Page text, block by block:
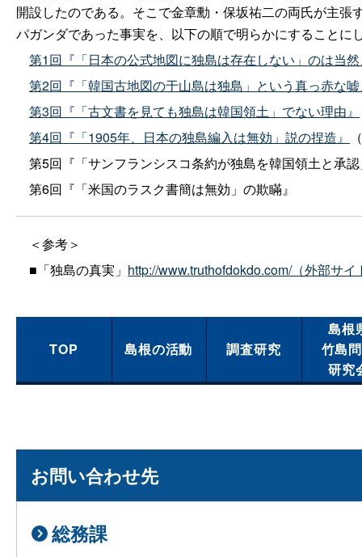
開設したのである。そこで金章勳・保坂祐二の両氏が主
パガンダであった事実を、以下の順で明らかにすること
第1回『「日本の公式地図に独島は存在しない」のは当
第2回『「韓国古地図の于山島は独島」という真っ赤な
第3回『「古文書を見ても独島は韓国領土」でない理由』
第4回『「1905年、日本の独島編入は無効」説の捏造』
第5回『「サンフランシスコ条約が独島を韓国領土と承
第6回『「米国のラスク書簡は無効」の欺瞞』
＜参考＞
■「独島の真実」 http://www.truthofdokdo.com/（外部サイ
TOP 島根の活動 調査研究
島根
竹島
研究
お問い合わせ先
総務課